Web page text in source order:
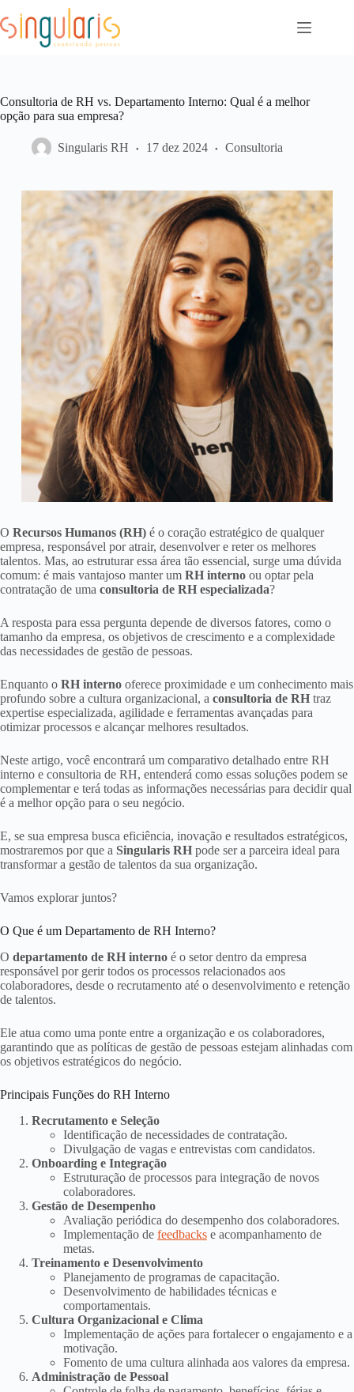
para
o
conteúdo
Consultoria de RH vs. Departamento Interno: Qual é a melhor
opção para sua empresa?
Singularis RH 17 dez 2024 Consultoria
O Recursos Humanos (RH) é o coração estratégico de qualquer
empresa, responsável por atrair, desenvolver e reter os melhores
talentos. Mas, ao estruturar essa área tão essencial, surge uma dúvida
comum: é mais vantajoso manter um RH interno ou optar pela
contratação de uma consultoria de RH especializada?
A resposta para essa pergunta depende de diversos fatores, como o
tamanho da empresa, os objetivos de crescimento e a complexidade
das necessidades de gestão de pessoas.
Enquanto o RH interno oferece proximidade e um conhecimento mais
profundo sobre a cultura organizacional, a consultoria de RH traz
expertise especializada, agilidade e ferramentas avançadas para
otimizar processos e alcançar melhores resultados.
Neste artigo, você encontrará um comparativo detalhado entre RH
interno e consultoria de RH, entenderá como essas soluções podem se
complementar e terá todas as informações necessárias para decidir qual
é a melhor opção para o seu negócio.
E, se sua empresa busca eficiência, inovação e resultados estratégicos,
mostraremos por que a Singularis RH pode ser a parceira ideal para
transformar a gestão de talentos da sua organização.
Vamos explorar juntos?
O Que é um Departamento de RH Interno?
O departamento de RH interno é o setor dentro da empresa
responsável por gerir todos os processos relacionados aos
colaboradores, desde o recrutamento até o desenvolvimento e retenção
de talentos.
Ele atua como uma ponte entre a organização e os colaboradores,
garantindo que as políticas de gestão de pessoas estejam alinhadas com
os objetivos estratégicos do negócio.
Principais Funções do RH Interno
Recrutamento e Seleção
Identificação de necessidades de contratação.
Divulgação de vagas e entrevistas com candidatos.
Onboarding e Integração
Estruturação de processos para integração de novos
colaboradores.
Gestão de Desempenho
Avaliação periódica do desempenho dos colaboradores.
Implementação de feedbacks e acompanhamento de
metas.
Treinamento e Desenvolvimento
Planejamento de programas de capacitação.
Desenvolvimento de habilidades técnicas e
comportamentais.
Cultura Organizacional e Clima
Implementação de ações para fortalecer o engajamento e a
motivação.
Fomento de uma cultura alinhada aos valores da empresa.
Administração de Pessoal